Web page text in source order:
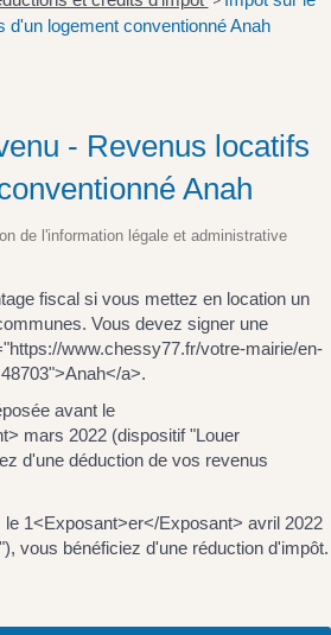
d'un logement conventionné Anah
- Revenus locatifs
Anah
de l'information légale et administrative
fiscal si vous mettez en location un
Vous devez signer une
www.chessy77.fr/votre-mairie/en-
a>.
avant le
mars 2022 (dispositif "Louer
d'une déduction de vos revenus
le 1<Exposant>er</Exposant> avril 2022
vous bénéficiez d'une réduction d'impôt.